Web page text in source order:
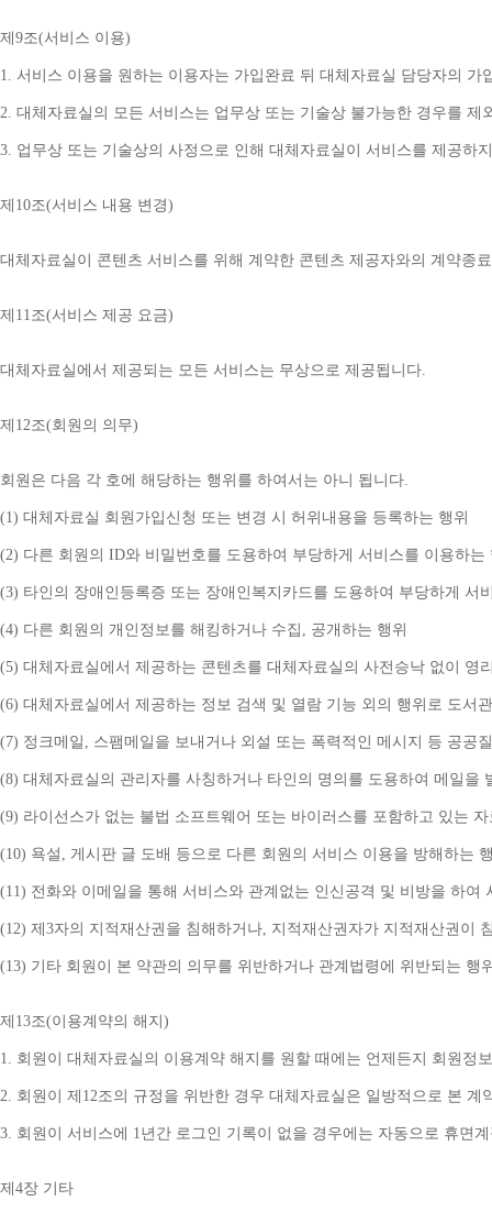
제 9조(서비스 이용)
1. 서비스 이용을 원하는 이용자는 가입완료 뒤 대체자료실 담당자의
2. 대체자료실의 모든 서비스는 업무상 또는 기술상 불가능한 경우를 제
3. 업무상 또는 기술상의 사정으로 인해 대체자료실이 서비스를 제공하
제 10조(서비스 내용 변경)
대체자료실이 콘텐츠 서비스를 위해 계약한 콘텐츠 제공자와의 계약종
제 11조(서비스 제공 요금)
대체자료실에서 제공되는 모든 서비스는 무상으로 제공됩니다.
제 12조(회원의 의무)
회원은 다음 각 호에 해당하는 행위를 하여서는 아니 됩니다.
(1) 대체자료실 회원가입신청 또는 변경 시 허위내용을 등록하는 행위
(2) 다른 회원의 ID와 비밀번호를 도용하여 부당하게 서비스를 이용하는
(3) 타인의 장애인등록증 또는 장애인복지카드를 도용하여 부당하게 서
(4) 다른 회원의 개인정보를 해킹하거나 수집 , 공개하는 행위
(5) 대체자료실에서 제공하는 콘텐츠를 대체자료실의 사전승낙 없이 영
(6) 대체자료실에서 제공하는 정보 검색 및 열람 기능 외의 행위로 도서
(7) 정크메일 , 스팸메일을 보내거나 외설 또는 폭력적인 메시지 등 공공
(8) 대체자료실의 관리자를 사칭하거나 타인의 명의를 도용하여 메일을
(9) 라이선스가 없는 불법 소프트웨어 또는 바이러스를 포함하고 있는
(10) 욕설 , 게시판 글 도배 등으로 다른 회원의 서비스 이용을 방해하는
(11) 전화와 이메일을 통해 서비스와 관계없는 인신공격 및 비방을 하여
(12) 제 3자의 지적재산권을 침해하거나, 지적재산권자가 지적재산권이
(13) 기타 회원이 본 약관의 의무를 위반하거나 관계법령에 위반되는 행
제 13조(이용계약의 해지 )
1. 회원이 대체자료실의 이용계약 해지를 원할 때에는 언제든지 회원정
2. 회원이 제 12조의 규정을 위반한 경우 대체자료실은 일방적으로 본 계
3. 회원이 서비스에 1년간 로그인 기록이 없을 경우에는 자동으로 휴면
제 4장 기타